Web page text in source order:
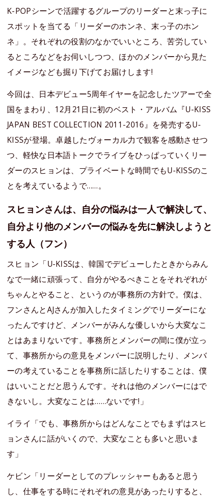
K-POPシーンで活躍するグループのリーダーと末っ子に
スポットを当てる「リーダーのホンネ、末っ子のホン
ネ」。それぞれの役割のなかでいいところ、苦労してい
るところなどをお伺いしつつ、ほかのメンバーから見た
イメージなども掘り下げてお届けします!
今回は、日本デビュー5周年イヤーを記念したツアーで全
国をまわり、12月21日に初のベスト・アルバム『U-KISS
JAPAN BEST COLLECTION 2011-2016』を発売するU-
KISSが登場。卓越したヴォーカル力で観客を感動させつ
つ、軽快な日本語トークでライブをひっぱっていくリー
ダーのスヒョンは、プライベートな時間でもU-KISSのこ
とを考えているようで……。
スヒョンさんは、自分の悩みは一人で解決して、
自分より他のメンバーの悩みを先に解決しようと
する人（フン）
スヒョン「U-KISSは、韓国でデビューしたときからみん
なで一緒に頑張って、自分がやるべきことをそれぞれが
ちゃんとやること、というのが事務所の方針で。僕は、
フンさんとAJさんが加入したタイミングでリーダーにな
ったんですけど、メンバーがみんな優しいから大変なこ
とはあまりないです。事務所とメンバーの間に僕が立っ
て、事務所からの意見をメンバーに説明したり、メンバ
ーの考えていることを事務所に話したりすることは、僕
はいいことだと思うんです。それは他のメンバーにはで
きないし。大変なことは……ないです!」
イライ「でも、事務所からはどんなことでもまずはスヒ
ョンさんに話がいくので、大変なことも多いと思いま
す」
ケビン「リーダーとしてのプレッシャーもあると思う
し、仕事をする時にそれぞれの意見があったりすると、